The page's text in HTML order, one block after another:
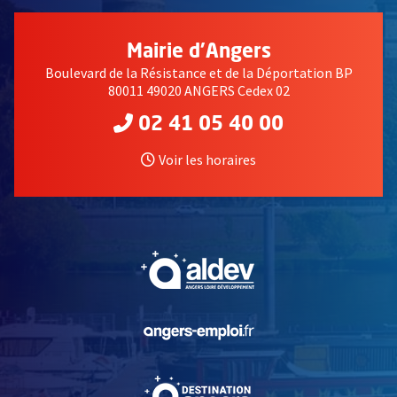
Mairie d'Angers
Boulevard de la Résistance et de la Déportation BP
80011 49020 ANGERS Cedex 02
02 41 05 40 00
Voir les horaires
, Ouvre une nouvelle